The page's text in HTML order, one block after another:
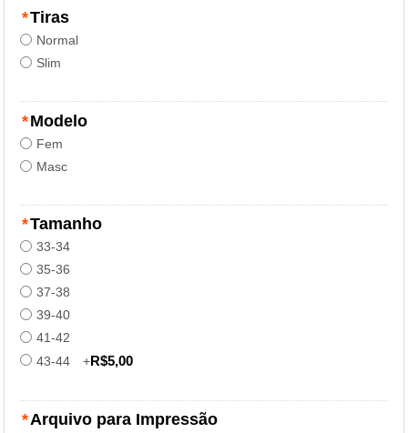
*Tiras
Normal
Slim
*Modelo
Fem
Masc
*Tamanho
33-34
35-36
37-38
39-40
41-42
43-44
+R$5,00
*Arquivo para Impressão